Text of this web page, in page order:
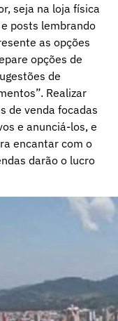
seja na loja física
posts lembrando
as opções
opções de
de
Realizar
de venda focadas
e anunciá-los, e
encantar com o
darão o lucro